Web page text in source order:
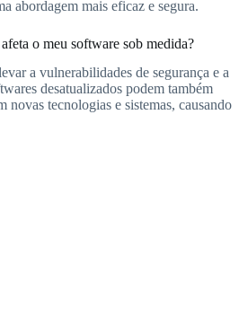
abordagem mais eficaz e segura.
o meu software sob medida?
a vulnerabilidades de segurança e a
desatualizados podem também
novas tecnologias e sistemas, causando